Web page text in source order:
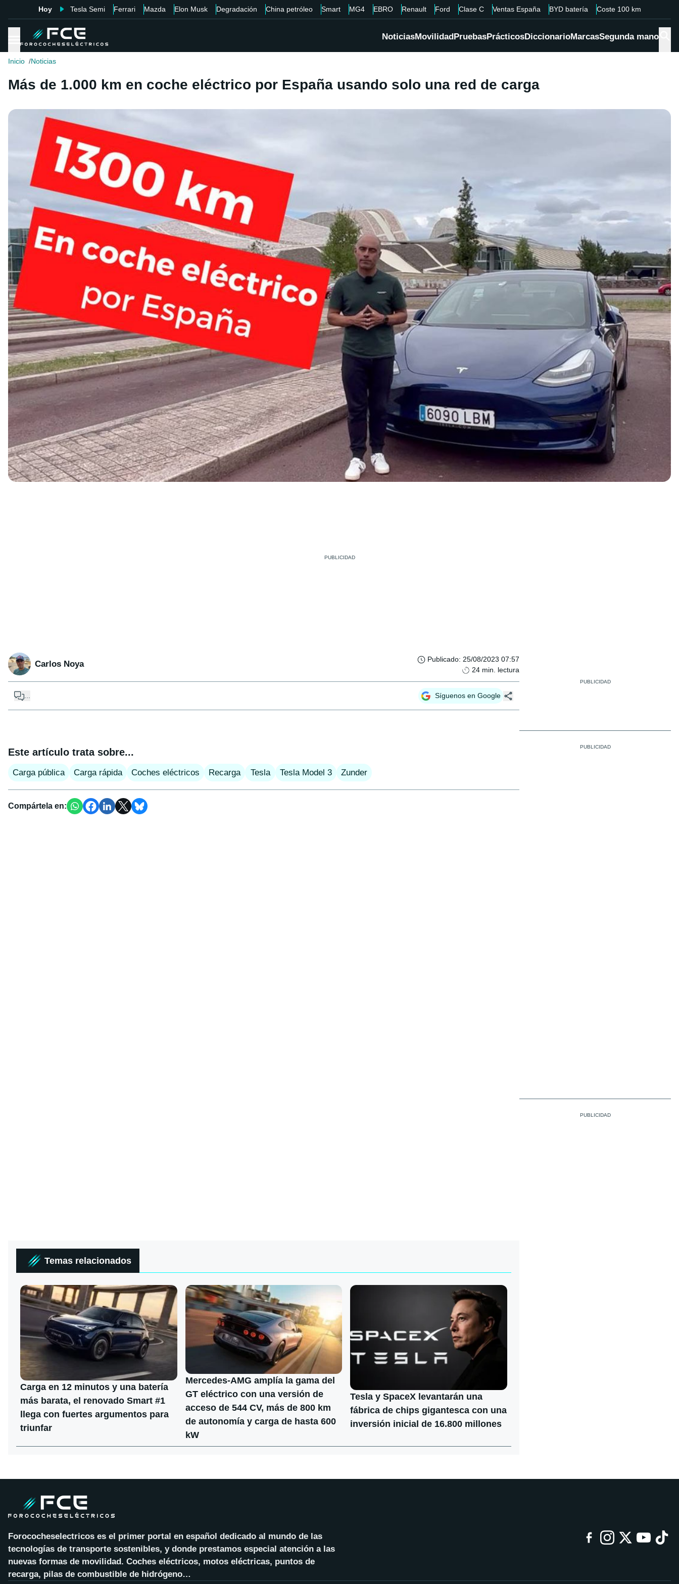
Hoy Tesla Semi Ferrari Mazda Elon Musk Degradación China petróleo Smart MG4 EBRO Renault Ford Clase C Ventas España BYD batería Coste 100 km
NoticiasMovilidadPruebasPrácticosDiccionarioMarcasSegunda mano
Inicio Noticias
Más de 1.000 km en coche eléctrico por España usando solo una red de carga
Carlos Noya Publicado: 25/08/2023 07:57
24 min. lectura
... Síguenos en Google
Este artículo trata sobre...
Carga pública Carga rápida Coches eléctricos Recarga Tesla Tesla Model 3 Zunder
Compártela en:
Temas relacionados
Carga en 12 minutos y una batería
más barata, el renovado Smart #1
llega con fuertes argumentos para
triunfar
Mercedes-AMG amplía la gama del
GT eléctrico con una versión de
acceso de 544 CV, más de 800 km
de autonomía y carga de hasta 600
kW
Tesla y SpaceX levantarán una
fábrica de chips gigantesca con una
inversión inicial de 16.800 millones
Forococheselectricos es el primer portal en español dedicado al mundo de las
tecnologías de transporte sostenibles, y donde prestamos especial atención a las
nuevas formas de movilidad. Coches eléctricos, motos eléctricas, puntos de
recarga, pilas de combustible de hidrógeno…